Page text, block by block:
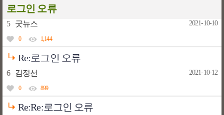
로그인 오류
5 굿뉴스 2021-10-10
0 1,144
Re:로그인 오류
6 김정선 2021-10-12
0 899
Re:Re:로그인 오류